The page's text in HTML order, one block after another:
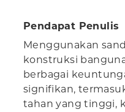
Pendapat Penulis
Menggunakan
konstruksi
berbagai
signifikan,
tahan yang tinggi,